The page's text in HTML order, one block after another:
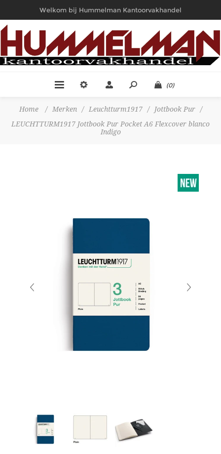
Welkom bij Hummelman Kantoorvakhandel
(0)
Home / Merken / Leuchtturm1917 / Jottbook Pur
/
LEUCHTTURM1917 Jottbook Pur Pocket A6 Flexcover blanco
Indigo